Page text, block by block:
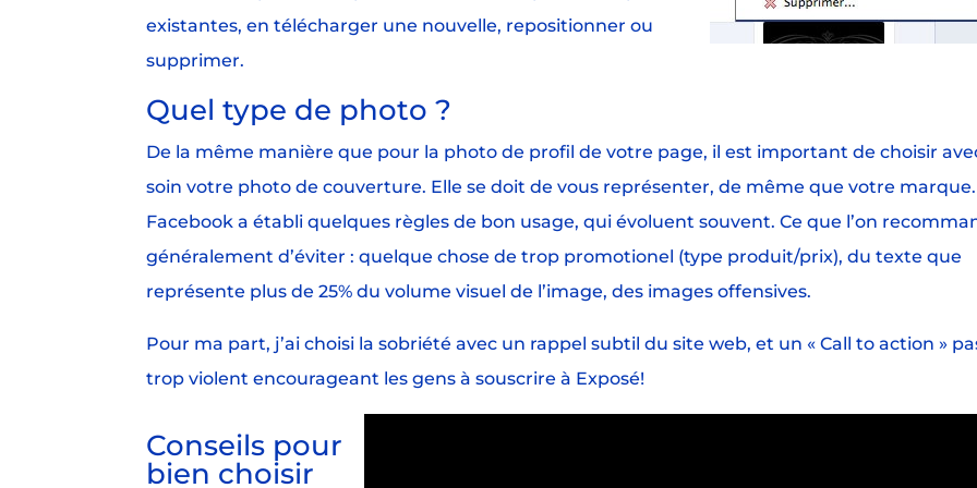
existantes, en télécharger une nouvelle, repositionner ou
supprimer.
Quel type de photo ?
De la même manière que pour la photo de profil de votre page, il est important de choisir
soin votre photo de couverture. Elle se doit de vous représenter, de même que votre marque.
Facebook a établi quelques règles de bon usage, qui évoluent souvent. Ce que l’on
généralement d’éviter : quelque chose de trop promotionel (type produit/prix), du texte que
représente plus de 25% du volume visuel de l’image, des images offensives.
Pour ma part, j’ai choisi la sobriété avec un rappel subtil du site web, et un « Call to action »
trop violent encourageant les gens à souscrire à Exposé!
Conseils pour
bien choisir